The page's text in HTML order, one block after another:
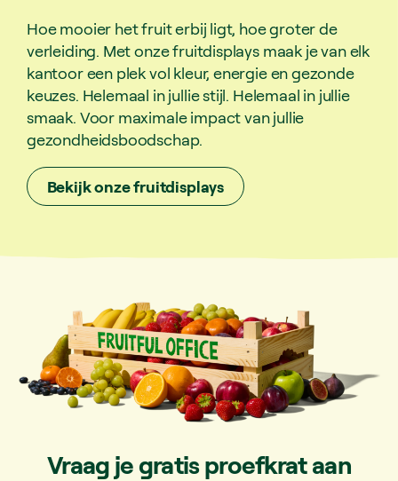
Hoe mooier het fruit erbij ligt, hoe groter de
verleiding. Met onze fruitdisplays maak je van elk
kantoor een plek vol kleur, energie en gezonde
keuzes. Helemaal in jullie stijl. Helemaal in jullie
smaak. Voor maximale impact van jullie
gezondheidsboodschap.
Bekijk onze fruitdisplays
Vraag je gratis proefkrat aan